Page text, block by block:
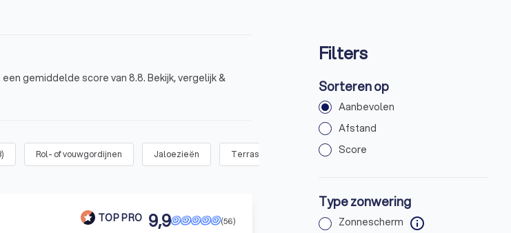
gemiddelde score van 8.8. Bekijk, vergelijk &
) Rol- of vouwgordijnen Jaloezieën Terrasoverkapping of veranda zonwering
TOP PRO (56)
9,9
Filters
Sorteren op
Aanbevolen
Afstand
Score
Type zonwering
Zonnescherm info